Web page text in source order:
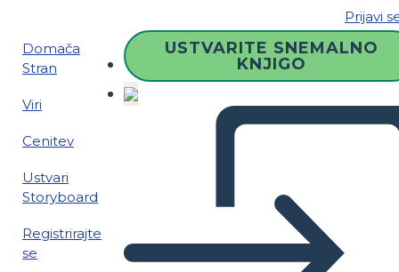
Prijavi
Domača
Stran
Viri
Cenitev
Ustvari
Storyboard
Registrirajte
se
USTVARITE SNEMALNO
KNJIGO